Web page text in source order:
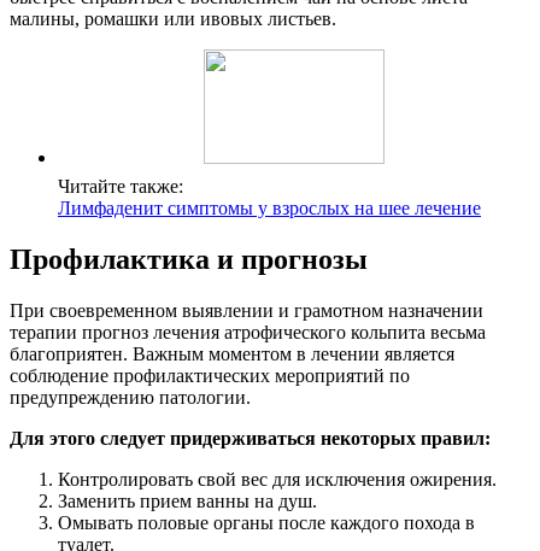
малины, ромашки или ивовых листьев.
Читайте также:
Лимфаденит симптомы у взрослых на шее лечение
Профилактика и прогнозы
При своевременном выявлении и грамотном назначении
терапии прогноз лечения атрофического кольпита весьма
благоприятен. Важным моментом в лечении является
соблюдение профилактических мероприятий по
предупреждению патологии.
Для этого следует придерживаться некоторых правил:
Контролировать свой вес для исключения ожирения.
Заменить прием ванны на душ.
Омывать половые органы после каждого похода в
туалет.